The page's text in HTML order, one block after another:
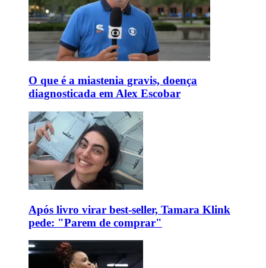
O que é a miastenia gravis, doença
diagnosticada em Alex Escobar
Após livro virar best-seller, Tamara Klink
pede: "Parem de comprar"